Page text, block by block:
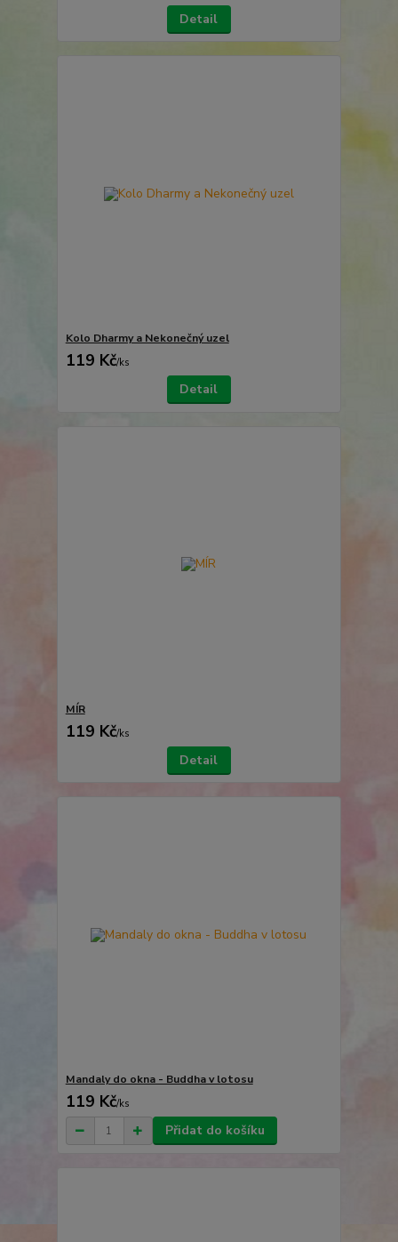
Detail
Kolo Dharmy a Nekonečný uzel
119 Kč/ks
Detail
MÍR
119 Kč/ks
Detail
Mandaly do okna - Buddha v lotosu
119 Kč/ks
Přidat do košíku